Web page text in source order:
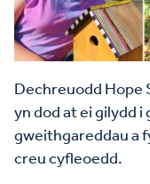
Dechreuodd Hope
yn dod at ei gilydd
gweithgareddau a
creu cyfleoedd.